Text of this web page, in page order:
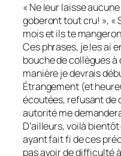
« Ne leur laisse
goberont tout cru! », «
mois et ils te
Ces phrases, je les ai
bouche de collègues à
manière je devrais
Étrangement (et
écoutées, refusant de
autorité me
D’ailleurs, voilà
ayant fait fi de ces
pas avoir de difficulté